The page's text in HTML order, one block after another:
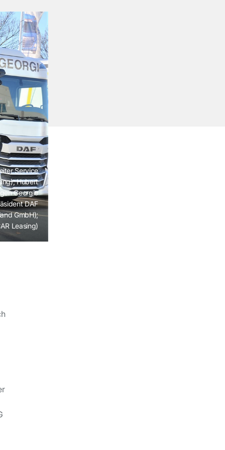
Service
Hubert
Georgie
DAF
GmbH);
Leasing)